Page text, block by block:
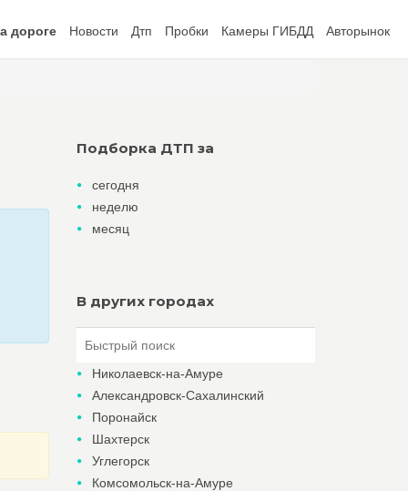
дороге Новости Дтп Пробки Камеры ГИБДД Авторынок
Подборка ДТП за
сегодня
неделю
месяц
В других городах
Николаевск-на-Амуре
Александровск-Сахалинский
Поронайск
Шахтерск
Углегорск
Комсомольск-на-Амуре